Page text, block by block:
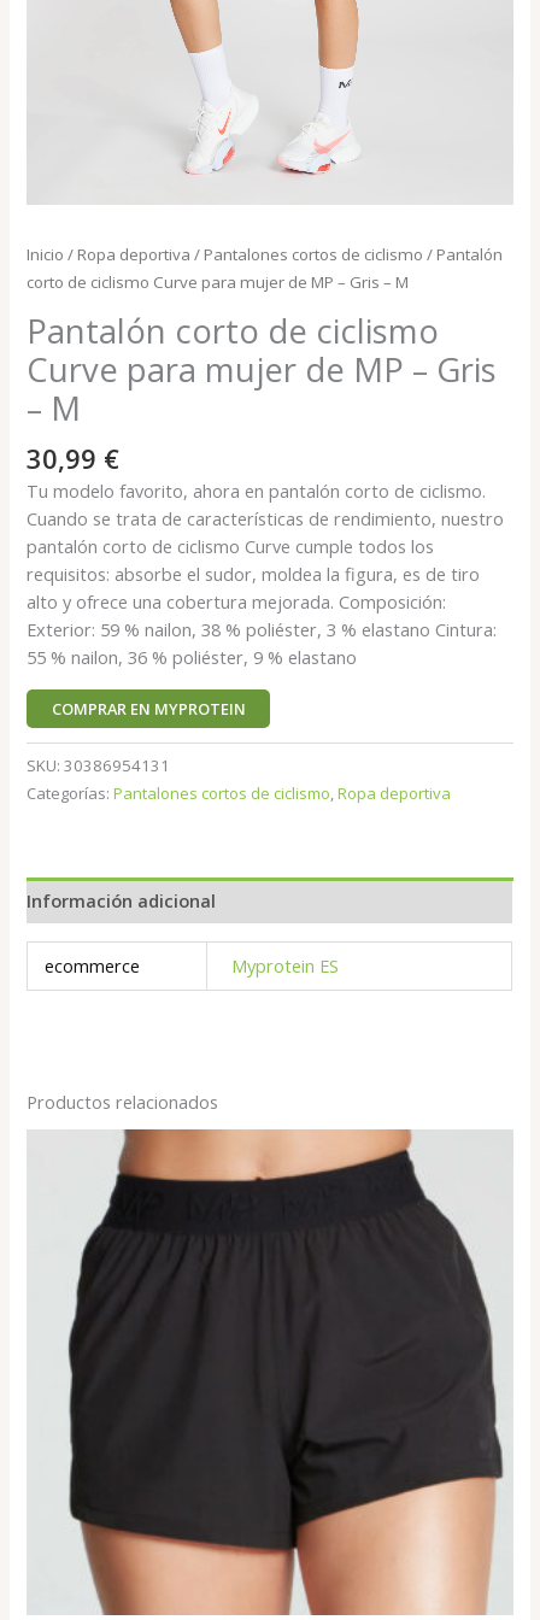
Inicio / Ropa deportiva / Pantalones cortos de ciclismo / Pantalón
corto de ciclismo Curve para mujer de MP – Gris – M
Pantalón corto de ciclismo
Curve para mujer de MP – Gris
– M
30,99 €
Tu modelo favorito, ahora en pantalón corto de ciclismo.
Cuando se trata de características de rendimiento, nuestro
pantalón corto de ciclismo Curve cumple todos los
requisitos: absorbe el sudor, moldea la figura, es de tiro
alto y ofrece una cobertura mejorada. Composición:
Exterior: 59 % nailon, 38 % poliéster, 3 % elastano Cintura:
55 % nailon, 36 % poliéster, 9 % elastano
COMPRAR EN MYPROTEIN
SKU:30386954131
Categorías:Pantalones cortos de ciclismo,Ropa deportiva
Información adicional
ecommerce Myprotein ES
Productos relacionados